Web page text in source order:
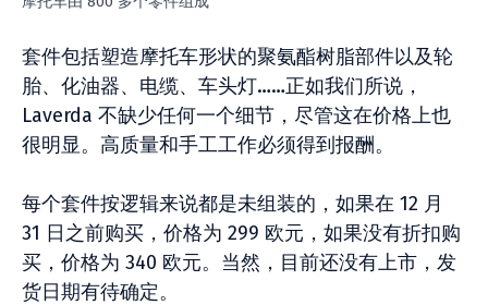
套件包括塑造摩托车形状的聚氨酯树脂部件以及轮
胎、化油器、电缆、车头灯……正如我们所说，
Laverda 不缺少任何一个细节，尽管这在价格上也
很明显。高质量和手工工作必须得到报酬。
每个套件按逻辑来说都是未组装的，如果在 12 月
31 日之前购买，价格为 299 欧元，如果没有折扣购
买，价格为 340 欧元。当然，目前还没有上市，发
货日期有待确定。